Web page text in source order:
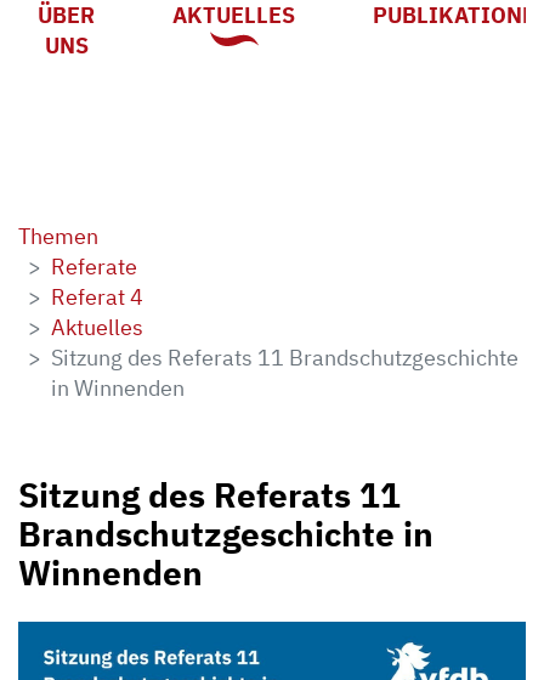
ÜBER
UNS
AKTUELLES
Themen
Referate
Referat 4
Aktuelles
Sitzung des Referats 11 Brandschutzgeschichte
in Winnenden
Sitzung des Referats 11
Brandschutzgeschichte in
Winnenden